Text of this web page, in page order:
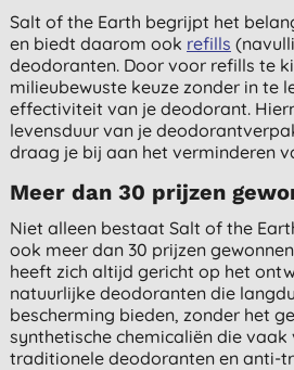
Salt of the Earth begrijpt het
en biedt daarom ook refills
deodoranten. Door voor refills te
milieubewuste keuze zonder in te
effectiviteit van je deodorant.
levensduur van je
draag je bij aan het verminderen
Meer dan 30 prijzen
Niet alleen bestaat Salt of the
ook meer dan 30 prijzen
heeft zich altijd gericht op het
natuurlijke deodoranten die
bescherming bieden, zonder het
synthetische chemicaliën die
traditionele deodoranten en anti-